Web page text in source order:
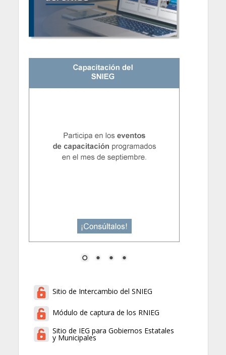
Sitio de Intercambio del SNIEG
Módulo de captura de los RNIEG
Sitio de IEG para Gobiernos Estatales
y Municipales